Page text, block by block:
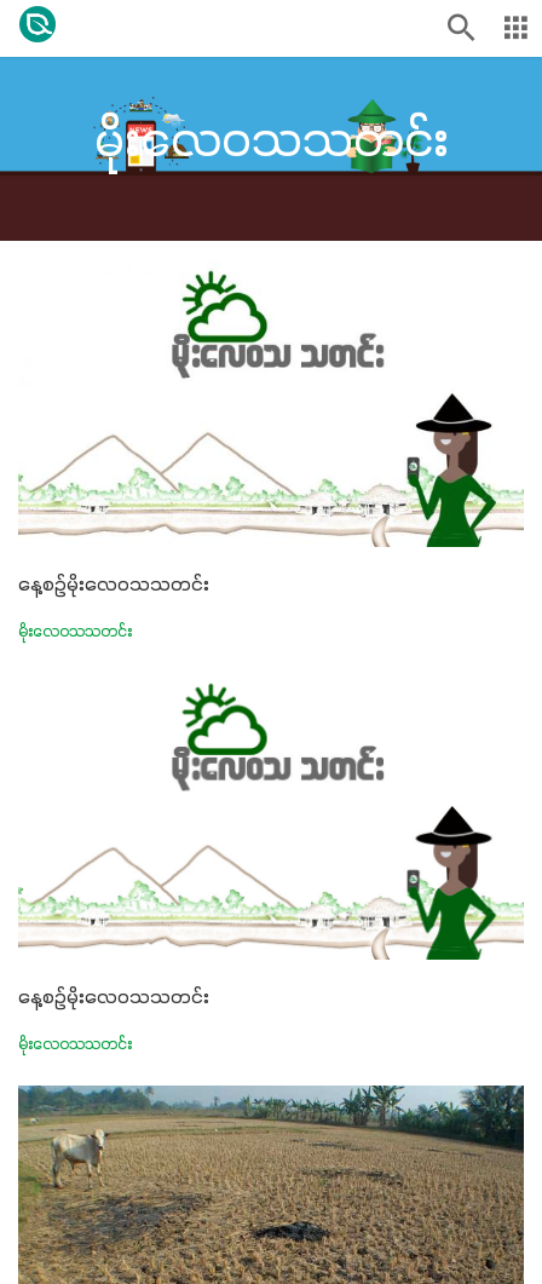
မိုးလေဝသသတင်း
နေ့စဉ်မိုးလေဝသသတင်း
မိုးလေဝသသတင်း
နေ့စဉ်မိုးလေဝသသတင်း
မိုးလေဝသသတင်း